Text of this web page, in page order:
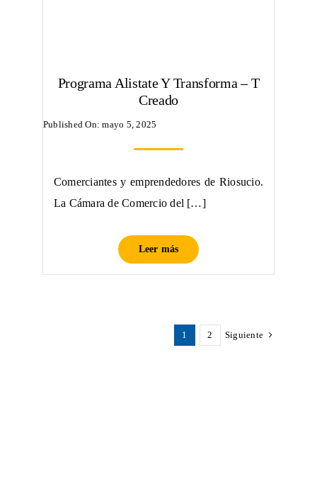
Programa Alistate Y Transforma – T
Creado
Published On: mayo 5, 2025
Comerciantes y emprendedores de Riosucio.
La Cámara de Comercio del […]
Leer más
1 2 Siguiente